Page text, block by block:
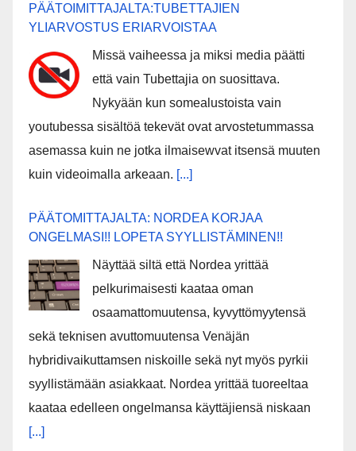
PÄÄTOIMITTAJALTA:TUBETTAJIEN
YLIARVOSTUS ERIARVOISTAA
Missä vaiheessa ja miksi media päätti
että vain Tubettajia on suosittava.
Nykyään kun somealustoista vain
youtubessa sisältöä tekevät ovat arvostetummassa
asemassa kuin ne jotka ilmaisewvat itsensä muuten
kuin videoimalla arkeaan. [...]
PÄÄTOMITTAJALTA: NORDEA KORJAA
ONGELMASI!! LOPETA SYYLLISTÄMINEN!!
Näyttää siltä että Nordea yrittää
pelkurimaisesti kaataa oman
osaamattomuutensa, kyvyttömyytensä
sekä teknisen avuttomuutensa Venäjän
hybridivaikuttamsen niskoille sekä nyt myös pyrkii
syyllistämään asiakkaat. Nordea yrittää tuoreeltaa
kaataa edelleen ongelmansa käyttäjiensä niskaan
[...]